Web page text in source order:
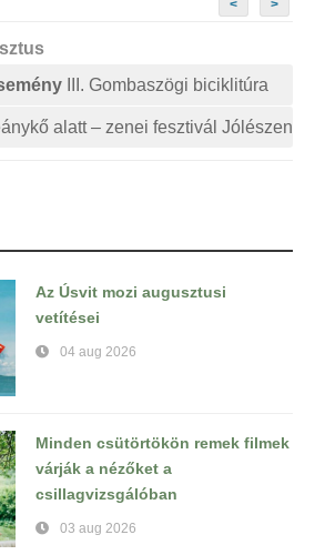
< >
III. Gombaszögi biciklitúra
alatt – zenei fesztivál Jólészen
Az Úsvit mozi augusztusi
vetítései
04 aug 2026
Minden csütörtökön remek filmek
várják a nézőket a
csillagvizsgálóban
03 aug 2026